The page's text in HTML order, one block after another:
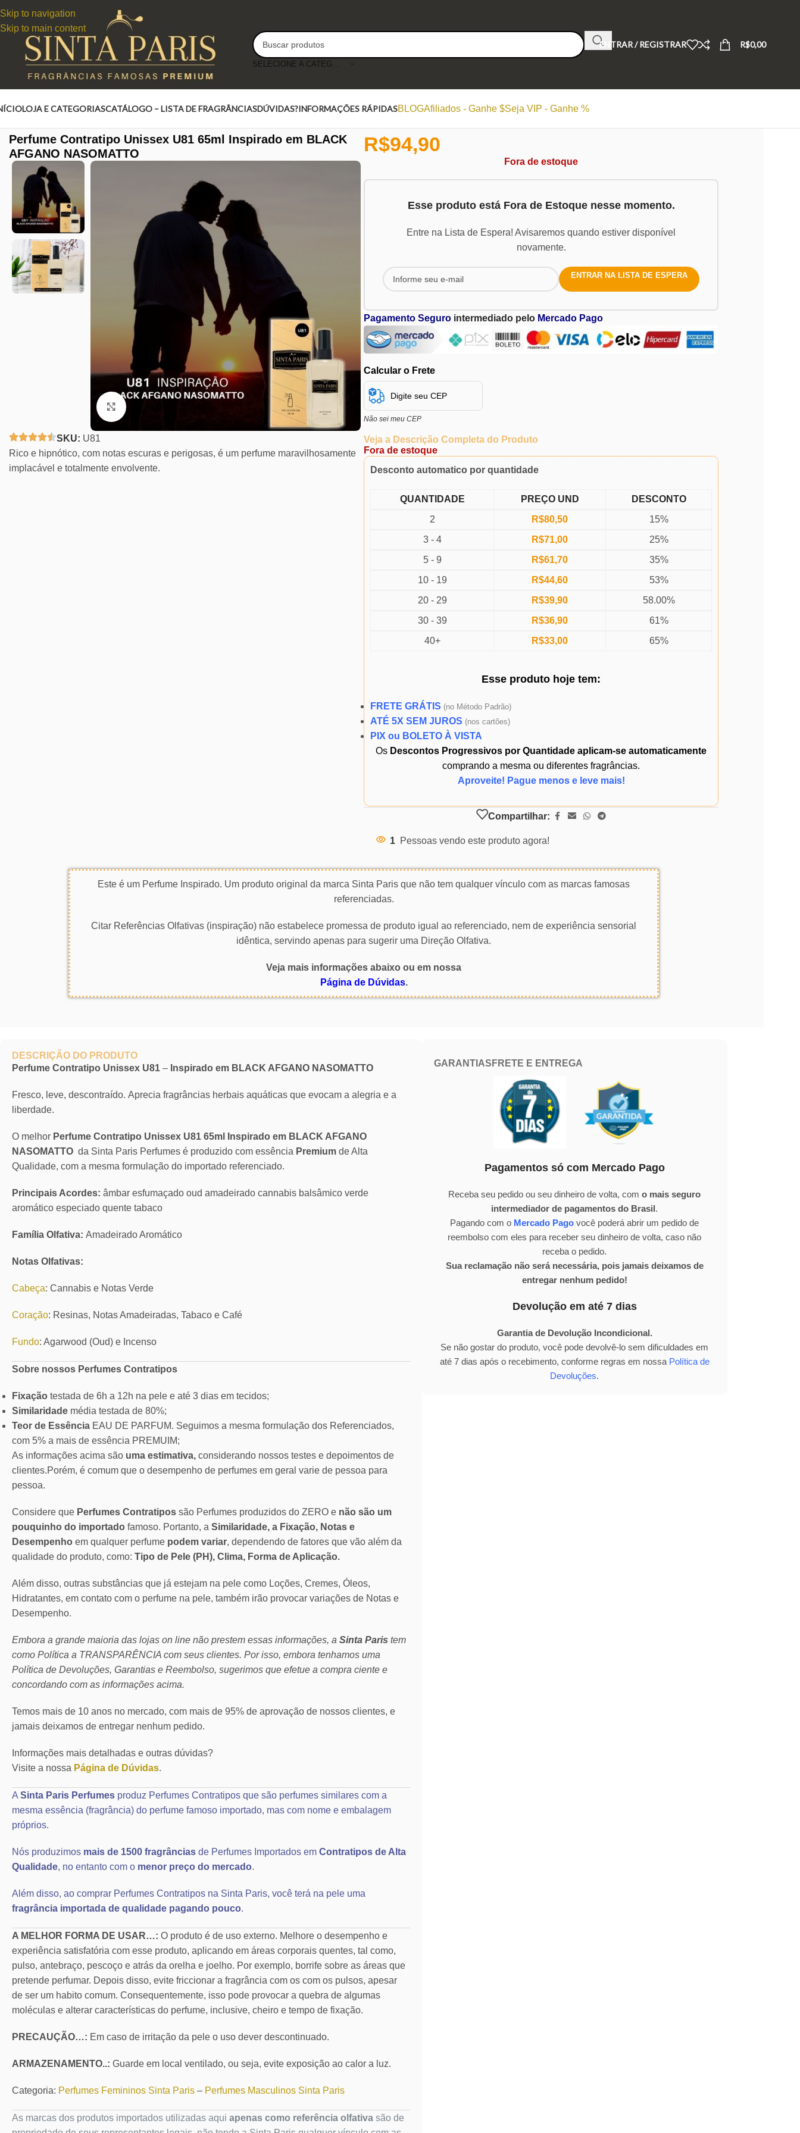
Skip to navigation
Skip to main content
SELECIONE A CATEGORIA
ENTRAR / REGISTRAR R$0,00
LOJA E CATEGORIASCATÁLOGO – LISTA DE FRAGRÂNCIASDÚVIDAS?INFORMAÇÕES RÁPIDASBLOGAfiliados - Ganhe $Seja VIP - Ganhe %
Perfume Contratipo Unissex U81 65ml Inspirado em BLACK
AFGANO NASOMATTO
SKU: U81
Rico e hipnótico, com notas escuras e perigosas, é um perfume maravilhosamente
implacável e totalmente envolvente.
R$94,90
Fora de estoque
Esse produto está Fora de Estoque nesse momento.
Entre na Lista de Espera! Avisaremos quando estiver disponível
novamente.
ENTRAR NA LISTA DE ESPERA
Pagamento Seguro intermediado pelo Mercado Pago
Calcular o Frete
Não sei meu CEP
Veja a Descrição Completa do Produto
Fora de estoque
Desconto automatico por quantidade
QUANTIDADE PREÇO UND
DESCONTO
2
R$80,50
15%
3 - 4
R$71,00
25%
5 - 9
R$61,70
35%
10 - 19
R$44,60
53%
20 - 29
R$39,90
58.00%
30 - 39
R$36,90
61%
40+
R$33,00 65%
Esse produto hoje tem:
FRETE GRÁTIS (no Método Padrão)
ATÉ 5X SEM JUROS (nos cartões)
PIX ou BOLETO À VISTA
Os Descontos Progressivos por Quantidade aplicam-se automaticamente
comprando a mesma ou diferentes fragrâncias.
Aproveite! Pague menos e leve mais!
Compartilhar:
1 Pessoas vendo este produto agora!
Este é um Perfume Inspirado. Um produto original da marca Sinta Paris que não tem qualquer vínculo com as marcas famosas
referenciadas.
Citar Referências Olfativas (inspiração) não estabelece promessa de produto igual ao referenciado, nem de experiência sensorial
idêntica, servindo apenas para sugerir uma Direção Olfativa.
Veja mais informações abaixo ou em nossa
Página de Dúvidas.
DESCRIÇÃO DO PRODUTO
Perfume Contratipo Unissex U81 – Inspirado em BLACK AFGANO NASOMATTO
Fresco, leve, descontraído. Aprecia fragrâncias herbais aquáticas que evocam a alegria e a
liberdade.
O melhor Perfume Contratipo Unissex U81 65ml Inspirado em BLACK AFGANO
NASOMATTO da Sinta Paris Perfumes é produzido com essência Premium de Alta
Qualidade, com a mesma formulação do importado referenciado.
Principais Acordes: âmbar esfumaçado oud amadeirado cannabis balsâmico verde
aromático especiado quente tabaco
Família Olfativa: Amadeirado Aromático
Notas Olfativas:
Cabeça: Cannabis e Notas Verde
Coração: Resinas, Notas Amadeiradas, Tabaco e Café
Fundo: Agarwood (Oud) e Incenso
Sobre nossos Perfumes Contratipos
Fixação testada de 6h a 12h na pele e até 3 dias em tecidos;
Similaridade média testada de 80%;
Teor de Essência EAU DE PARFUM. Seguimos a mesma formulação dos Referenciados,
com 5% a mais de essência PREMUIM;
As informações acima são uma estimativa, considerando nossos testes e depoimentos de
clientes.Porém, é comum que o desempenho de perfumes em geral varie de pessoa para
pessoa.
Considere que Perfumes Contratipos são Perfumes produzidos do ZERO e não são um
pouquinho do importado famoso. Portanto, a Similaridade, a Fixação, Notas e
Desempenho em qualquer perfume podem variar, dependendo de fatores que vão além da
qualidade do produto, como: Tipo de Pele (PH), Clima, Forma de Aplicação.
Além disso, outras substâncias que já estejam na pele como Loções, Cremes, Óleos,
Hidratantes, em contato com o perfume na pele, também irão provocar variações de Notas e
Desempenho.
Embora a grande maioria das lojas on line não prestem essas informações, a Sinta Paris tem
como Política a TRANSPARÊNCIA com seus clientes. Por isso, embora tenhamos uma
Política de Devoluções, Garantias e Reembolso, sugerimos que efetue a compra ciente e
concordando com as informações acima.
Temos mais de 10 anos no mercado, com mais de 95% de aprovação de nossos clientes, e
jamais deixamos de entregar nenhum pedido.
Informações mais detalhadas e outras dúvidas?
Visite a nossa Página de Dúvidas.
A Sinta Paris Perfumes produz Perfumes Contratipos que são perfumes similares com a
mesma essência (fragrância) do perfume famoso importado, mas com nome e embalagem
próprios.
Nós produzimos mais de 1500 fragrâncias de Perfumes Importados em Contratipos de Alta
Qualidade, no entanto com o menor preço do mercado.
Além disso, ao comprar Perfumes Contratipos na Sinta Paris, você terá na pele uma
fragrância importada de qualidade pagando pouco.
A MELHOR FORMA DE USAR…: O produto é de uso externo. Melhore o desempenho e
experiência satisfatória com esse produto, aplicando em áreas corporais quentes, tal como,
pulso, antebraço, pescoço e atrás da orelha e joelho. Por exemplo, borrife sobre as áreas que
pretende perfumar. Depois disso, evite friccionar a fragrância com os com os pulsos, apesar
de ser um habito comum. Consequentemente, isso pode provocar a quebra de algumas
moléculas e alterar características do perfume, inclusive, cheiro e tempo de fixação.
PRECAUÇÃO…: Em caso de irritação da pele o uso dever descontinuado.
ARMAZENAMENTO..: Guarde em local ventilado, ou seja, evite exposição ao calor a luz.
Categoria: Perfumes Femininos Sinta Paris – Perfumes Masculinos Sinta Paris
As marcas dos produtos importados utilizadas aqui apenas como referência olfativa são de
GARANTIAS FRETE E ENTREGA
Pagamentos só com Mercado Pago
Receba seu pedido ou seu dinheiro de volta, como mais seguro
intermediador de pagamentos do Brasil.
Pagando com o Mercado Pago você poderá abrir um pedido de
reembolso com eles para receber seu dinheiro de volta, caso não
receba o pedido.
Sua reclamação não será necessária, pois jamais deixamos de
entregar nenhum pedido!
Devolução em até 7 dias
Garantia de Devolução Incondicional.
Se não gostar do produto, você pode devolvê-lo sem dificuldades em
até 7 dias após o recebimento, conforme regras em nossa Política de
Devoluções.